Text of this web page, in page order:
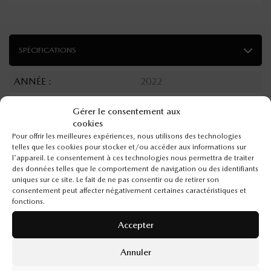
Gérer le consentement aux
cookies
Pour offrir les meilleures expériences, nous utilisons des technologies
telles que les cookies pour stocker et/ou accéder aux informations sur
l'appareil. Le consentement à ces technologies nous permettra de traiter
des données telles que le comportement de navigation ou des identifiants
uniques sur ce site. Le fait de ne pas consentir ou de retirer son
consentement peut affecter négativement certaines caractéristiques et
fonctions.
Accepter
Annuler
SPÉCIFICATIONS
ANNÉE :
2022
TRANSMISSION :
MOTRICITÉ :
Traction intégrale
MOTEUR :
4 Cylindres
MOTEUR (L) :
2.5
CARBURANT :
Essence
4